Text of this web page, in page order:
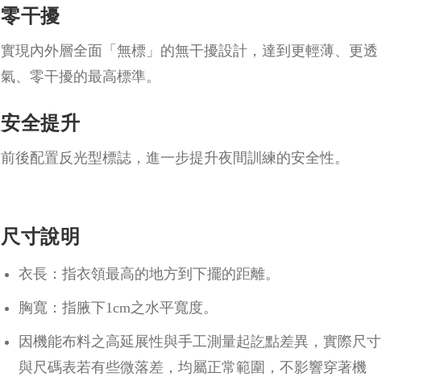
零干擾
實現內外層全面「無標」的無干擾設計，達到更輕薄、更透
氣、零干擾的最高標準。
安全提升
前後配置反光型標誌，進一步提升夜間訓練的安全性。
尺寸說明
衣長：指衣領最高的地方到下擺的距離。
胸寬：指腋下1cm之水平寬度。
因機能布料之高延展性與手工測量起訖點差異，實際尺寸
與尺碼表若有些微落差，均屬正常範圍，不影響穿著機